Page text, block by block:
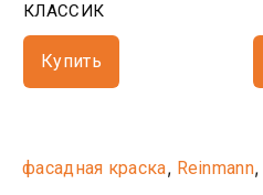
КЛАССИК
Купить
фасадная краска, Reinmann,